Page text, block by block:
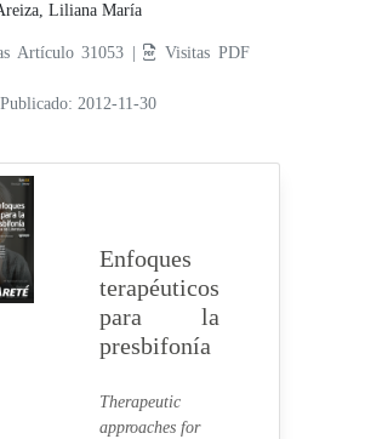
Liliana María
Artículo 31053 |
Visitas PDF
|Publicado: 2012-11-30
Enfoques
terapéuticos
para la
presbifonía
Therapeutic
approaches for